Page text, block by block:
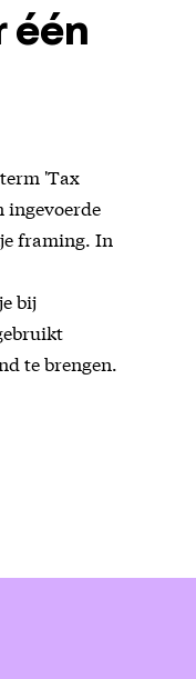
één
'Tax
ingevoerde
framing. In
bij
te brengen.